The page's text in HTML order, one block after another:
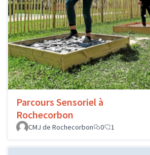
Parcours Sensoriel à
Rochecorbon
CMJ de Rochecorbon
0 1